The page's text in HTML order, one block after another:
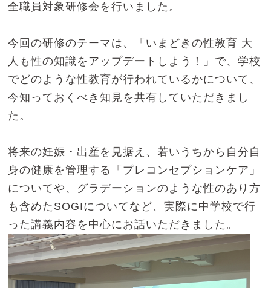
全職員対象研修会を行いました。
今回の研修のテーマは、「いまどきの性教育 大
人も性の知識をアップデートしよう！」で、学校
でどのような性教育が行われているかについて、
今知っておくべき知見を共有していただきまし
た。
将来の妊娠・出産を見据え、若いうちから自分自
身の健康を管理する「プレコンセプションケア」
についてや、グラデーションのような性のあり方
も含めたSOGIについてなど、実際に中学校で行
った講義内容を中心にお話いただきました。